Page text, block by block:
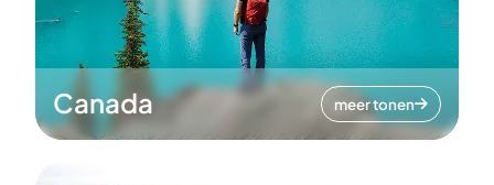
Canada meer tonen